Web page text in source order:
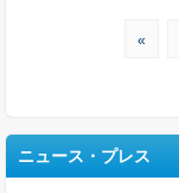
«
ニュース・プレス